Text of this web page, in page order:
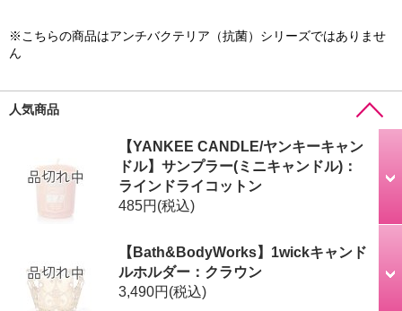
※こちらの商品はアンチバクテリア（抗菌）シリーズではありませ
ん
人気商品
【YANKEE CANDLE/ヤンキーキャン
ドル】サンプラー(ミニキャンドル)：
ラインドライコットン
485円 (税込)
【Bath&BodyWorks】1wickキャンド
ルホルダー：クラウン
3,490円 (税込)